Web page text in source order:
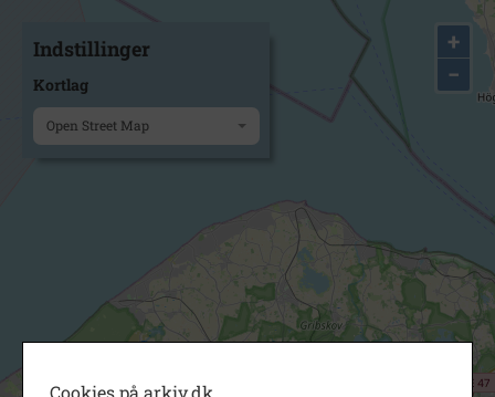
+
−
Indstillinger
Kortlag
Open Street Map
Cookies på arkiv.dk